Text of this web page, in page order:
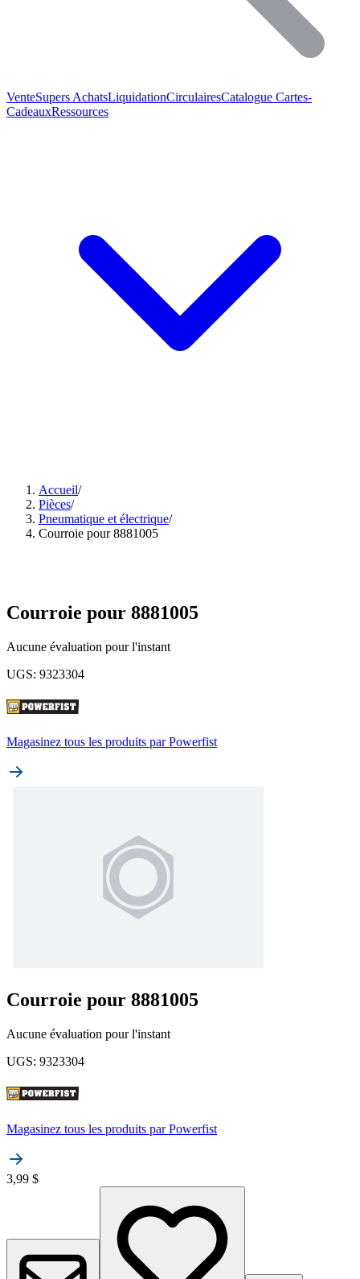
VenteSupers AchatsLiquidationCirculairesCatalogue Cartes-
CadeauxRessources
Accueil/
Pièces/
Pneumatique et électrique/
Courroie pour 8881005
Courroie pour 8881005
Aucune évaluation pour l'instant
UGS: 9323304
Magasinez tous les produits par Powerfist
Courroie pour 8881005
Aucune évaluation pour l'instant
UGS: 9323304
Magasinez tous les produits par Powerfist
3,99 $